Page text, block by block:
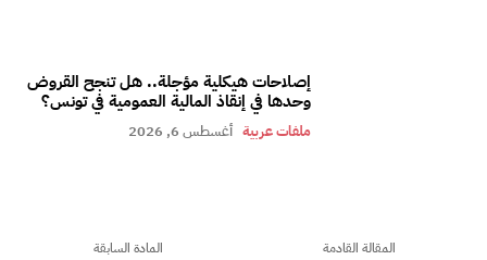
إصلاحات هيكلية مؤجلة.. هل تنجح القروض
وحدها في إنقاذ المالية العمومية في تونس؟
ملفات عربية أغسطس 6, 2026
المادة السابقة المقالة القادمة